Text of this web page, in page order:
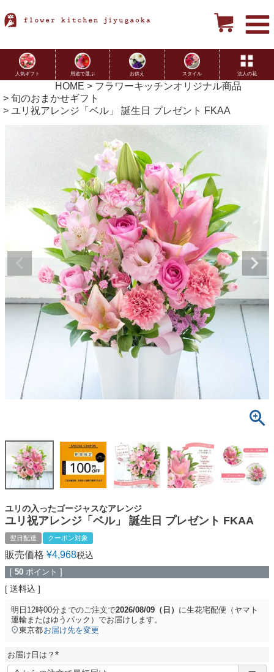
人気ギフト 用途で選ぶ お供え スタイル 法人の花
HOME
フラワーキッチンオリジナル商品
旬のおまかせギフト
ユリ祝アレンジ「ベル」 誕生日 プレゼント FKAA
ユリの入ったゴージャスなアレンジ
ユリ祝アレンジ「ベル」 誕生日 プレゼント FKAA
翌日配達 クーポン対象
販売価格 ¥4,968税込
[ 50 ポイント ]
送料込
明日 12時00分 までのご注文で2026/08/09（日） に生花宅配便（ヤマト
運輸またはゆうパック） でお届けします。
東京都お届け先を変更
お届け日は？
(